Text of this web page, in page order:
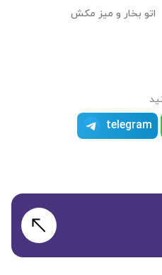
اتو بخار و میز مکش
telegram